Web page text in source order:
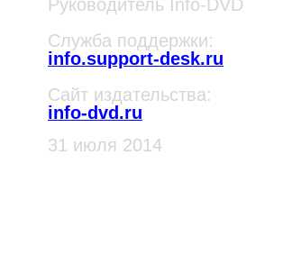
Руководитель Info-DVD
Служба поддержки:
info.support-desk.ru
Сайт издательства:
info-dvd.ru
31 июля 2014